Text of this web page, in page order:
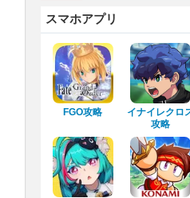
スマホアプリ
FGO攻略
イナイレクロ
攻略